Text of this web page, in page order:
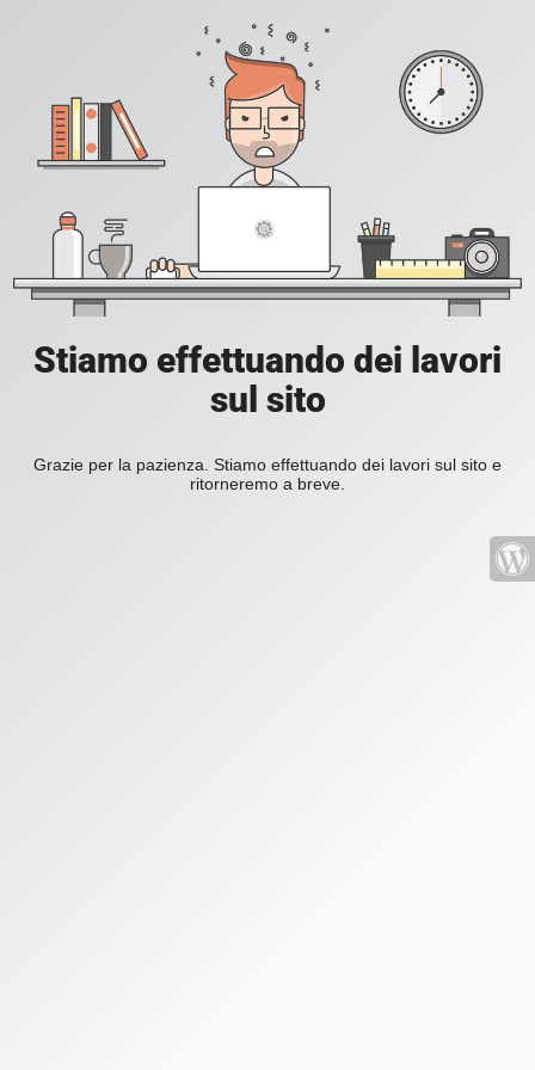
Stiamo effettuando dei lavori
sul sito
Grazie per la pazienza. Stiamo effettuando dei lavori sul sito e
ritorneremo a breve.